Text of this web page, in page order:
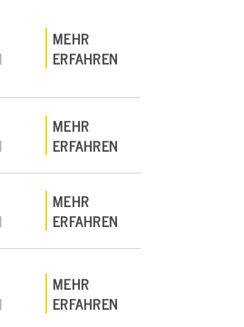
MEHR
ERFAHREN
MEHR
ERFAHREN
MEHR
ERFAHREN
MEHR
ERFAHREN